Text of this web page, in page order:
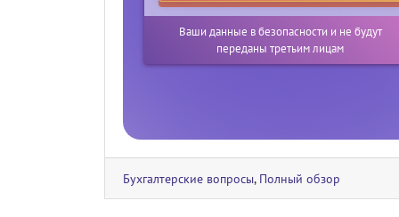
Ваши данные в безопасности и не будут
переданы третьим лицам
Бухгалтерские вопросы, Полный обзор